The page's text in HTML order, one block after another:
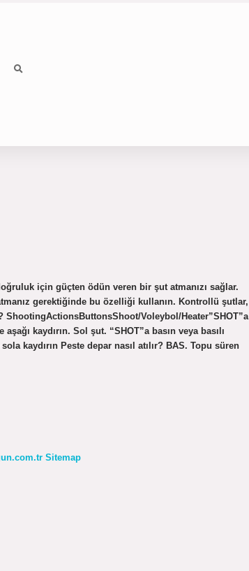
için güçten ödün veren bir şut atmanızı sağlar.
gerektiğinde bu özelliği kullanın. Kontrollü şutlar,
Voleybol/Heater”SHOT”a
kaydırın. Sol şut. “SHOT”a basın veya basılı
kaydırın Peste depar nasıl atılır? BAS. Topu süren
Sitemap